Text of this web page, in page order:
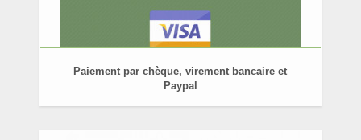
Paiement par chèque, virement bancaire et
Paypal